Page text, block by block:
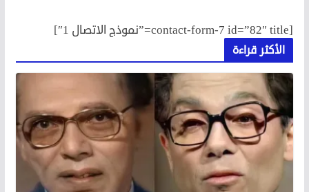
[contact-form-7 id=”82″ title=”نموذج الاتصال 1″]
الأكثر قراءة